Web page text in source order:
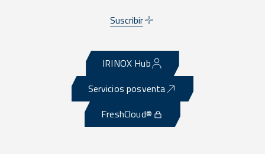
Suscribir
IRINOX Hub
Servicios posventa
FreshCloud®